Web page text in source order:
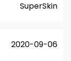
SuperSkin
2020-09-06